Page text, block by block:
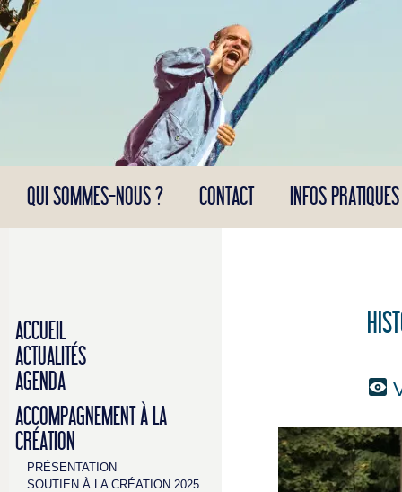
Panneau de gestion des cookies
QUI SOMMES-NOUS ? CONTACT INFOS PRATIQUES
ACCUEIL
ACTUALITÉS
AGENDA
ACCOMPAGNEMENT À LA
CRÉATION
PRÉSENTATION
SOUTIEN À LA CRÉATION 2025